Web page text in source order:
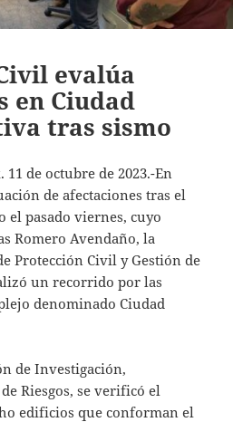
evalúa
en Ciudad
tras sismo
11 de octubre de 2023.-En
de afectaciones tras el
el pasado viernes, cuyo
Romero Avendaño, la
Protección Civil y Gestión de
un recorrido por las
denominado Ciudad
de Investigación,
Riesgos, se verificó el
edificios que conforman el